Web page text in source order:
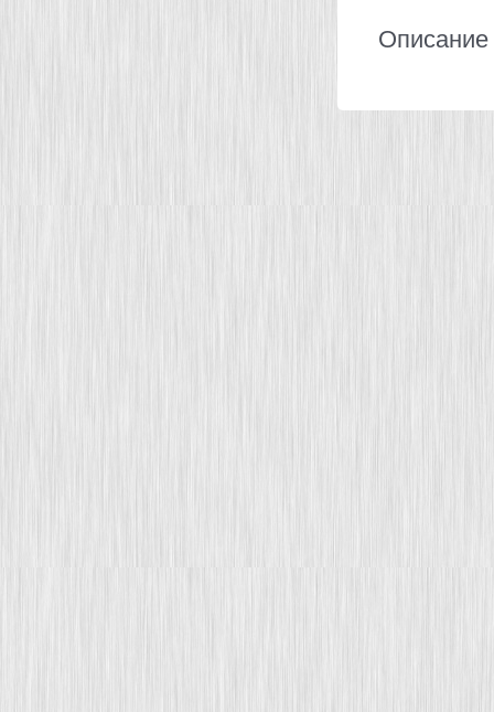
Описание